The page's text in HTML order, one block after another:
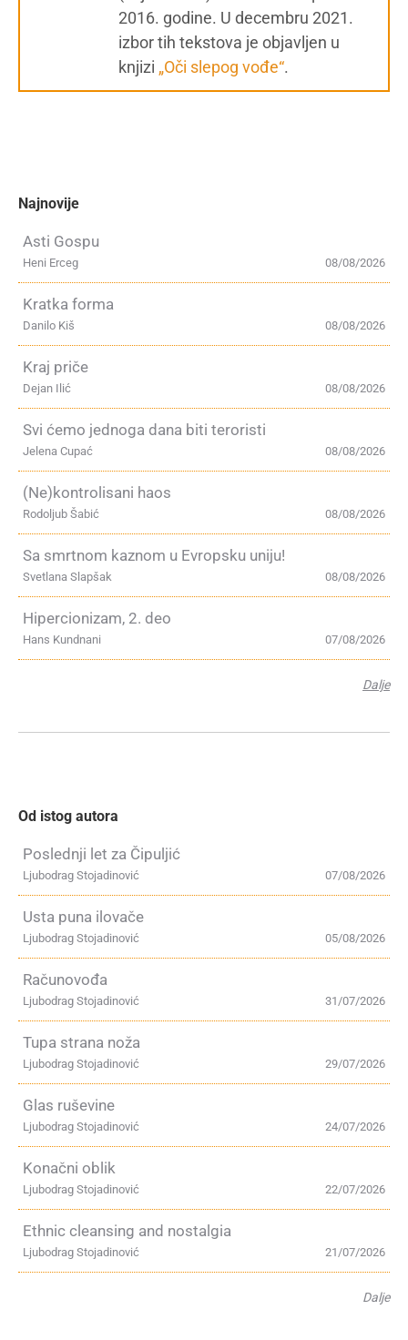
2016. godine. U decembru 2021.
izbor tih tekstova je objavljen u
knjizi „Oči slepog vođe“.
Najnovije
Asti Gospu
08/08/2026
Heni Erceg
Kratka forma
08/08/2026
Danilo Kiš
Kraj priče
08/08/2026
Dejan Ilić
Svi ćemo jednoga dana biti teroristi
08/08/2026
Jelena Cupać
(Ne)kontrolisani haos
08/08/2026
Rodoljub Šabić
Sa smrtnom kaznom u Evropsku uniju!
08/08/2026
Svetlana Slapšak
Hipercionizam, 2. deo
07/08/2026
Hans Kundnani
Dalje
Od istog autora
Poslednji let za Čipuljić
07/08/2026
Ljubodrag Stojadinović
Usta puna ilovače
05/08/2026
Ljubodrag Stojadinović
Računovođa
31/07/2026
Ljubodrag Stojadinović
Tupa strana noža
29/07/2026
Ljubodrag Stojadinović
Glas ruševine
24/07/2026
Ljubodrag Stojadinović
Konačni oblik
22/07/2026
Ljubodrag Stojadinović
Ethnic cleansing and nostalgia
21/07/2026
Ljubodrag Stojadinović
Dalje